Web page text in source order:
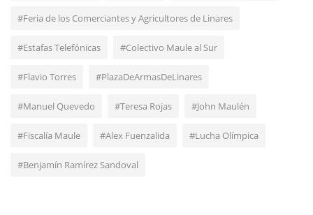
#Feria de los Comerciantes y Agricultores de Linares
#Estafas Telefónicas #Colectivo Maule al Sur
#Flavio Torres #PlazaDeArmasDeLinares
#Manuel Quevedo #Teresa Rojas #John Maulén
#Fiscalía Maule #Alex Fuenzalida #Lucha Olímpica
#Benjamín Ramírez Sandoval